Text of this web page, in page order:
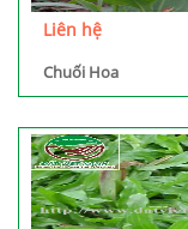
Liên hệ
Chuối Hoa